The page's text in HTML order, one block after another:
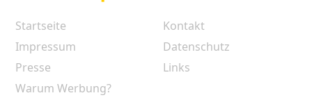
Startseite
Kontakt
Impressum
Datenschutz
Presse
Links
Warum Werbung?